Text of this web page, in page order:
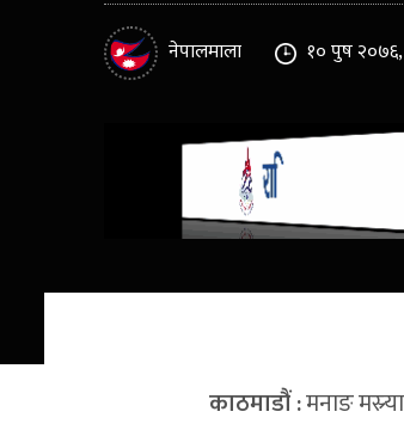
नेपालमाला १० पुष २०७६,
काठमाडौं :मनाङ